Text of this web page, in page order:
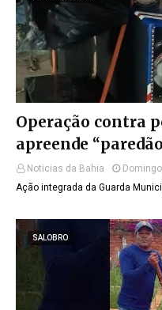
Operação contra
apreende
Noticias da Bahia
Ação integrada da Guarda
SALOBRO